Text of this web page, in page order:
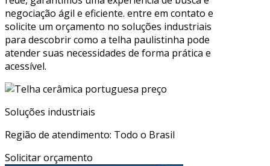
negociação ágil e eficiente. entre em contato e
solicite um orçamento no soluções industriais
para descobrir como a telha paulistinha pode
atender suas necessidades de forma prática e
acessível.
Soluções industriais
Região de atendimento: Todo o Brasil
Solicitar orçamento